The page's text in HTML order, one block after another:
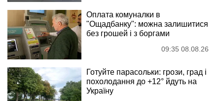
Оплата комуналки в
"Ощадбанку": можна залишитися
без грошей і з боргами
09:35 08.08.26
Готуйте парасольки: грози, град і
похолодання до +12° йдуть на
Україну